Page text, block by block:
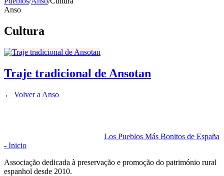
Anso
Cultura
Traje tradicional de Ansotan
← Volver a Anso
Los Pueblos Más Bonitos de España
- Inicio
Associação dedicada à preservação e promoção do património rural
espanhol desde 2010.